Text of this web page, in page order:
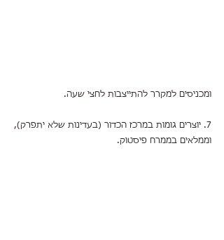
ומכניסים למקרר להתייצבות לחצי שעה.
7. יוצרים גומות במרכז הכדור (בעדינות שלא יתפרק),
וממלאים בממרח פיסטוק.